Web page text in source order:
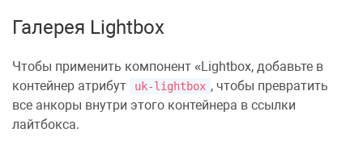
Галерея Lightbox
Чтобы применить компонент Lightbox, добавьте в
контейнер атрибут
uk-lightbox , чтобы превратить
все анкоры внутри этого контейнера в ссылки
лайтбокса.